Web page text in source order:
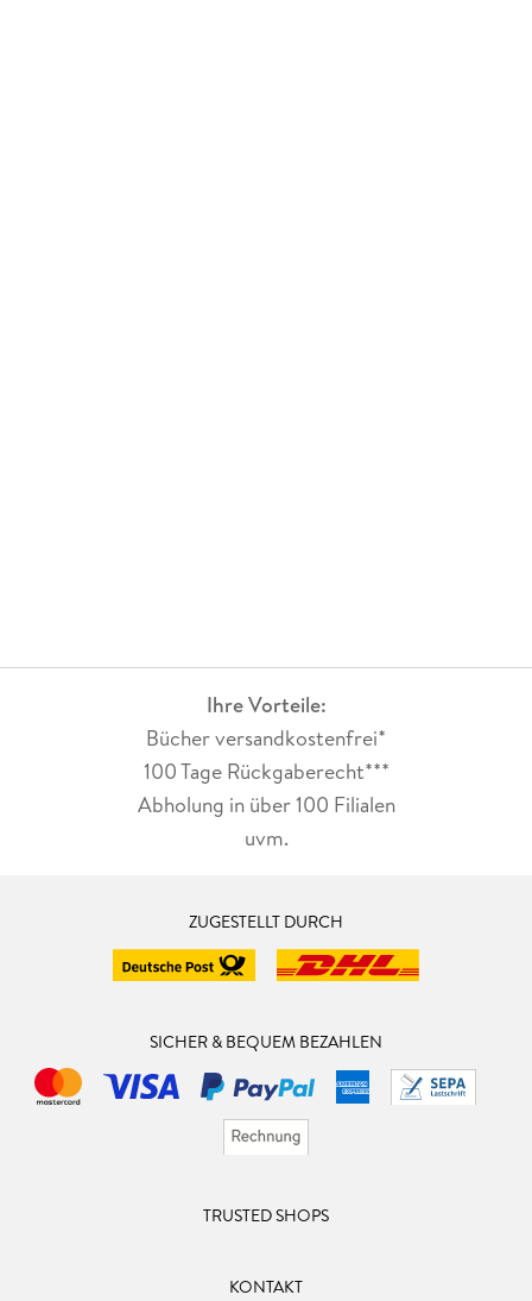
Ihre Vorteile:
Bücher versandkostenfrei*
100 Tage Rückgaberecht***
Abholung in über 100 Filialen
uvm.
ZUGESTELLT DURCH
SICHER & BEQUEM BEZAHLEN
TRUSTED SHOPS
KONTAKT